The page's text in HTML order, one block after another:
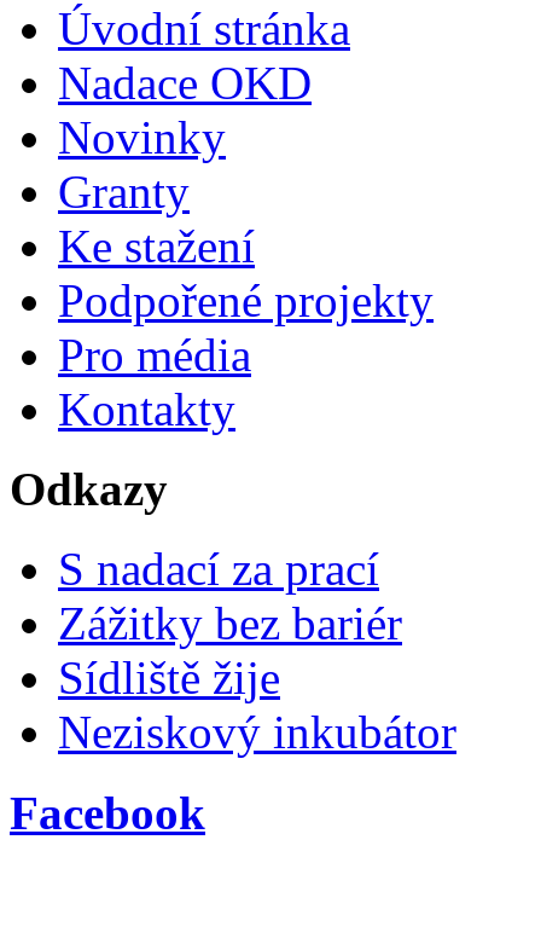
Úvodní stránka
Nadace OKD
Novinky
Granty
Ke stažení
Podpořené projekty
Pro média
Kontakty
Odkazy
S nadací za prací
Zážitky bez bariér
Sídliště žije
Neziskový inkubátor
Facebook